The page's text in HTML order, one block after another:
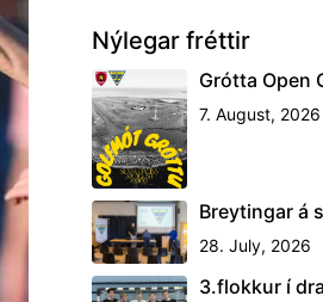
Nýlegar fréttir
Grótta Open
7. August, 2026
Breytingar á
28. July, 2026
3.flokkur í